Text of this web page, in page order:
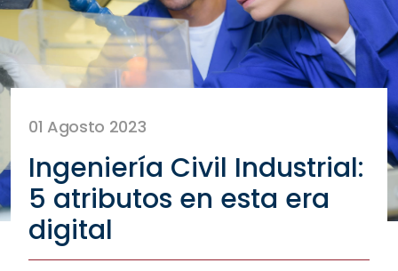
01 Agosto 2023
Ingeniería Civil Industrial:
5 atributos en esta era
digital